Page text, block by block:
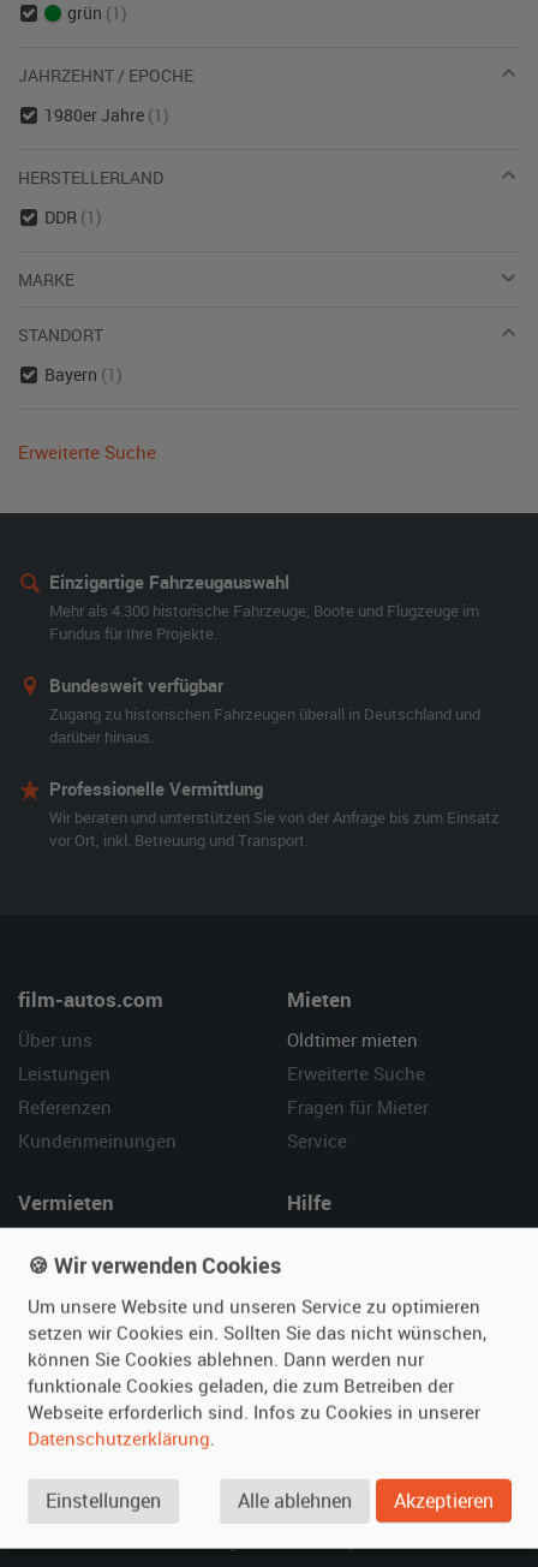
grün (1)
JAHRZEHNT / EPOCHE
1980er Jahre (1)
HERSTELLERLAND
DDR (1)
MARKE
STANDORT
Bayern (1)
Erweiterte Suche
Einzigartige Fahrzeugauswahl
Mehr als 4.300 historische Fahrzeuge, Boote und Flugzeuge im
Fundus für Ihre Projekte.
Bundesweit verfügbar
Zugang zu historischen Fahrzeugen überall in Deutschland und
darüber hinaus.
Professionelle Vermittlung
Wir beraten und unterstützen Sie von der Anfrage bis zum Einsatz
vor Ort, inkl. Betreuung und Transport.
film-autos.com
Über uns
Leistungen
Referenzen
Kundenmeinungen
Mieten
Oldtimer mieten
Erweiterte Suche
Fragen für Mieter
Service
Vermieten
Fotos senden
Fragen für Vermieter
Inserat verwalten
Hilfe
Kontakt
SPECIAL
Berühmte Filmautos –
🍪 Wir verwenden Cookies
Um unsere Website und unseren Service zu optimieren
setzen wir Cookies ein. Sollten Sie das nicht wünschen,
können Sie Cookies ablehnen. Dann werden nur
funktionale Cookies geladen, die zum Betreiben der
Webseite erforderlich sind. Infos zu Cookies in unserer
Datenschutzerklärung.
Einstellungen Alle ablehnen Akzeptieren